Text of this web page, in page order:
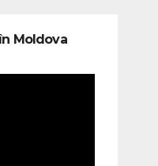
Moldova